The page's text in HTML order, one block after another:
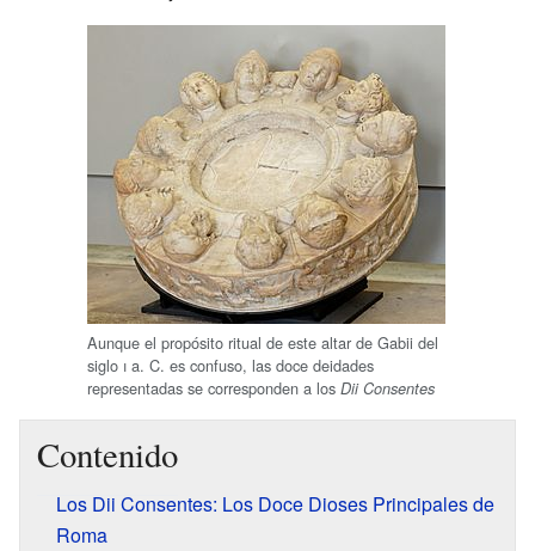
Aunque el propósito ritual de este altar de Gabii del
siglo i a. C. es confuso, las doce deidades
representadas se corresponden a los Dii Consentes
Contenido
Los Dii Consentes: Los Doce Dioses Principales de
Roma